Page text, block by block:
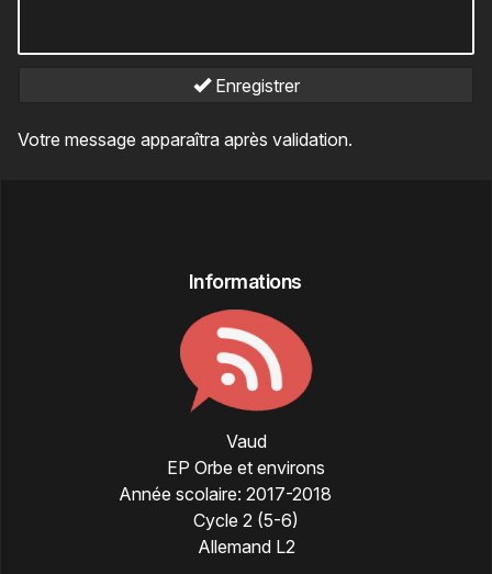
Enregistrer
Votre message apparaîtra après validation.
Informations
Vaud
EP Orbe et environs
Année scolaire: 2017-2018
Cycle 2 (5-6)
Allemand L2